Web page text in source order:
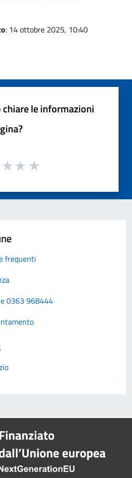
: 14 ottobre 2025, 10:40
chiare le informazioni
frequenti
0363 968444